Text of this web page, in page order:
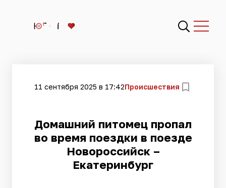
11 сентября 2025 в 17:42Происшествия
Домашний питомец пропал
во время поездки в поезде
Новороссийск –
Екатеринбург